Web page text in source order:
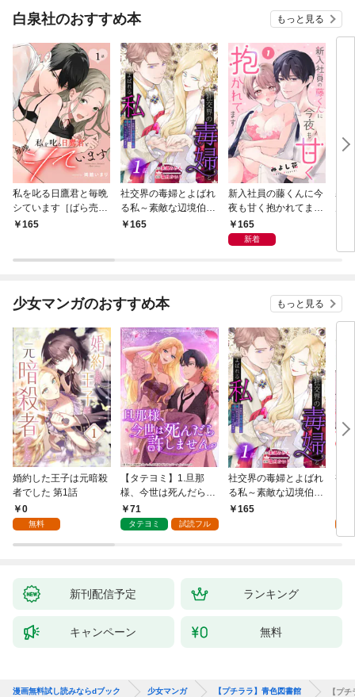
白泉社のおすすめ本 もっと見る
私を叱る日鷹君と毎晩
シています［ばら売
り］ 第1話
165
社交界の毒婦とよばれ
る私～素敵な辺境伯令
息に腕を折られたの
165
新入社員の藤くんに今
夜も甘く抱かれてます
［ばら売り］ 第1話
165
新着
寡
～
少女マンガのおすすめ本 もっと見る
婚約した王子は元暗殺
者でした 第1話
0
無料
【タテヨミ】1.旦那
様、今世は死んだら許
しません
71
タテヨミ 試読フル
社交界の毒婦とよばれ
る私～素敵な辺境伯令
息に腕を折られたの
165
視
新刊配信予定 ランキング
キャンペーン 無料
漫画無料試し読みならdブック 少女マンガ 【プチララ】青色図書館 【プ